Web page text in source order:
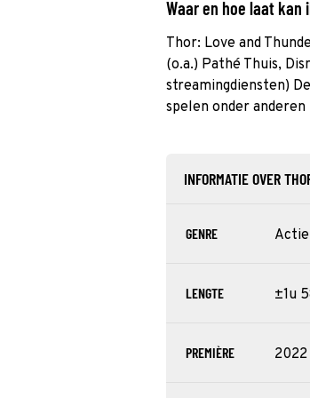
Waar en hoe laat
Thor: Love and
(o.a.) Pathé Thuis,
streamingdiensten)
spelen onder
INFORMATIE OVER
GENRE Actie
LENGTE ±1u
PREMIÈRE 2022